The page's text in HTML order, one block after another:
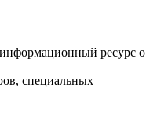
ресурс о
специальных